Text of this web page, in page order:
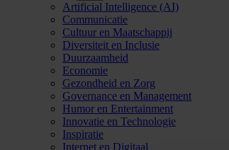
Artificial Intelligence (AI)
Communicatie
Cultuur en Maatschappij
Diversiteit en Inclusie
Duurzaamheid
Economie
Gezondheid en Zorg
Governance en Management
Humor en Entertainment
Innovatie en Technologie
Inspiratie
Internet en Digitaal